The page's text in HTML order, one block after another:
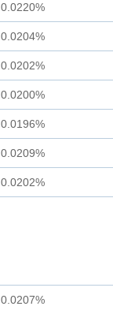
0.0220%
0.0204%
0.0202%
0.0200%
0.0196%
0.0209%
0.0202%
0.0207%